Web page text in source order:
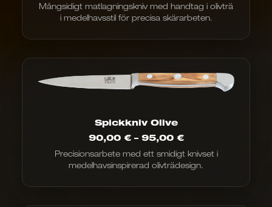
Mångsidigt matlagningskniv med handtag i olivträ
i medelhavsstil för precisa skärarbeten.
Spickkniv Olive
90,00 € – 95,00 €Prisintervall:
€
till
€
Precisionsarbete med ett smidigt knivset i
medelhavsinspirerad olivträdesign.